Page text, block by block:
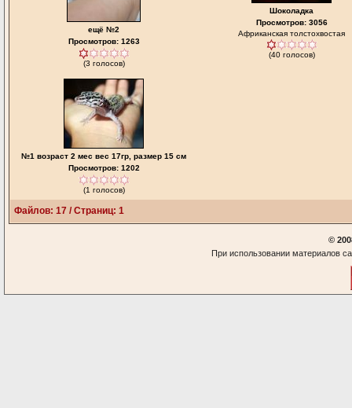
ещё №2
Просмотров: 1263
(3 голосов)
Шоколадка
Просмотров: 3056
Африканская толстохвостая
(40 голосов)
№1 возраст 2 мес вес 17гр, размер 15 см
Просмотров: 1202
(1 голосов)
Файлов: 17 / Страниц: 1
©
При использовании материалов